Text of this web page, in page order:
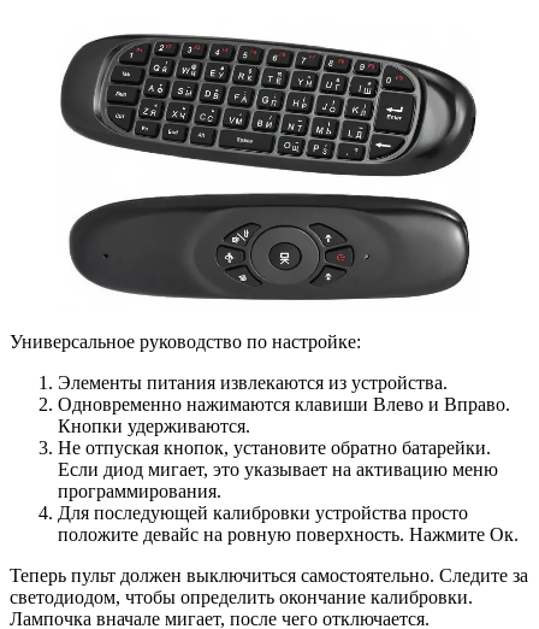
Универсальное руководство по настройке:
Элементы питания извлекаются из устройства.
Одновременно нажимаются клавиши Влево и Вправо.
Кнопки удерживаются.
Не отпуская кнопок, установите обратно батарейки.
Если диод мигает, это указывает на активацию меню
программирования.
Для последующей калибровки устройства просто
положите девайс на ровную поверхность. Нажмите Ок.
Теперь пульт должен выключиться самостоятельно. Следите за
светодиодом, чтобы определить окончание калибровки.
Лампочка вначале мигает, после чего отключается.